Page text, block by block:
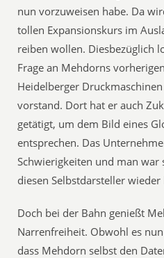
nun vorzuweisen habe. Da
tollen Expansionskurs im
reiben wollen. Diesbezüglich
Frage an Mehdorns
Heidelberger
vorstand. Dort hat er auch
getätigt, um dem Bild eines
entsprechen. Das
Schwierigkeiten und man war
diesen Selbstdarsteller wieder
Doch bei der Bahn genießt
Narrenfreiheit. Obwohl es
dass Mehdorn selbst den